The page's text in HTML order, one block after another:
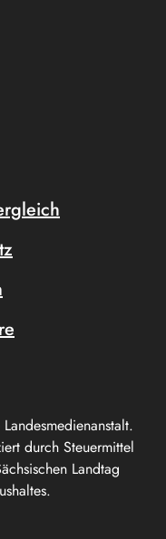
durch Steuermittel
Landtag